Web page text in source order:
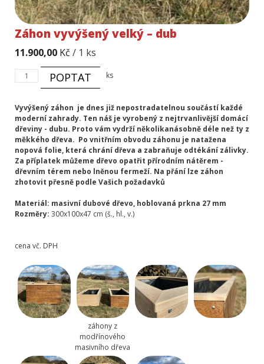
Záhon vyvýšený velký – dub
11.900,00 Kč / 1 ks
Záhon
vyvýšený
-
dub
množství
ks
POPTAT
Vyvýšený záhon je dnes již nepostradatelnou součástí každé
moderní zahrady. Ten náš je vyrobený z nejtrvanlivější domácí
dřeviny - dubu. Proto vám vydrží několikanásobně déle než ty z
měkkého dřeva. Po vnitřním obvodu záhonu je natažena
nopová folie, která chrání dřeva a zabraňuje odtékání zálivky.
Za příplatek můžeme dřevo opatřit přírodním nátěrem -
dřevním térem nebo lněnou fermeží. Na přání lze záhon
zhotovit přesně podle Vašich požadavků
Materiál: masivní dubové dřevo, hoblovaná prkna 27 mm
Rozměry: 300x100x47 cm (š., hl., v.)
cena vč. DPH
záhony z
modřínového
masivního dřeva